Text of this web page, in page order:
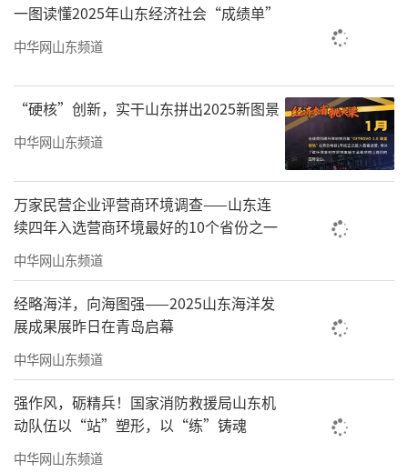
好风险防范，坚持在发展中规范、在规范中发
展。要保障好个人信息权益，为各类市场主体
《批复》要求，有关省（自治区）人民政
府要切实加强对综合试验区建设的组织领导，
健全机制、明确分工、落实责任，有力有序有
效推进综合试验区建设发展。要按照试点要
求，尽快完善具体实施方案并抓好组织实施。
要进一步细化先行先试任务，突出重点，创新
驱动，充分发挥市场配置资源的决定性作用，
更好发挥政府作用，有效引导社会资源，合理
配置公共资源，扎实推进综合试验区建设。
《批复》明确，国务院有关部门要按照职
能分工，加强对综合试验区的协调指导和政策
支持，切实发挥综合试验区示范引领作用。按
一图读懂2025年山东经济社会“成绩单”
中华网山东频道
“硬核”创新，实干山东拼出2025新图景
中华网山东频道
万家民营企业评营商环境调查——山东连
续四年入选营商环境最好的10个省份之一
中华网山东频道
经略海洋，向海图强——2025山东海洋发
展成果展昨日在青岛启幕
中华网山东频道
强作风，砺精兵！国家消防救援局山东机
动队伍以“站”塑形，以“练”铸魂
中华网山东频道